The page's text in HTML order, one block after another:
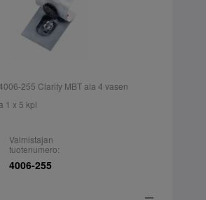
255 Clarity MBT ala 4 vasen
1 x 5 kpl
Valmistajan
tuotenumero:
4006-255